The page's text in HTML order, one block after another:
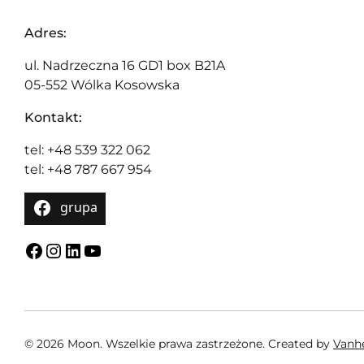
Adres:
ul. Nadrzeczna 16 GD1 box B21A
05-552 Wólka Kosowska
Kontakt:
tel: +48 539 322 062
tel: +48 787 667 954
grupa
Facebook
Instagram
LinkedIn
YouTube
© 2026 Moon. Wszelkie prawa zastrzeżone. Created by